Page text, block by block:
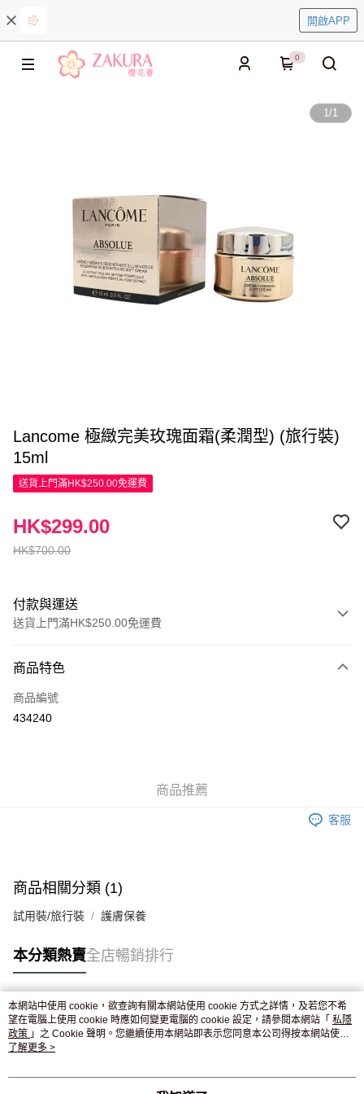
開啟APP
0
1/1
Lancome 極緻完美玫瑰面霜(柔潤型) (旅行裝)
15ml
送貨上門滿HK$250.00免運費
HK$700.00
HK$299.00
付款與運送
送貨上門滿HK$250.00免運費
信用卡
Apple Pay
付款後門市自取，訂單確認後2-4個工作天到店，7天內取。逾期後
商品特色
商品編號
434240
商品推薦
客服
商品相關分類 (1)
試用裝/旅行裝 護膚保養
本分類熱賣全店暢銷排行
熱門標籤
熱銷排行
本網站中使用 cookie，欲查詢有關本網站使用 cookie 方式之詳情，及若您不希
望在電腦上使用 cookie 時應如何變更電腦的 cookie 設定，請參閱本網站「 私隱
政策 」之 Cookie 聲明。您繼續使用本網站即表示您同意本公司得按本網站使用
條款之 Cookie 聲明使用 cookie。
了解更多 >